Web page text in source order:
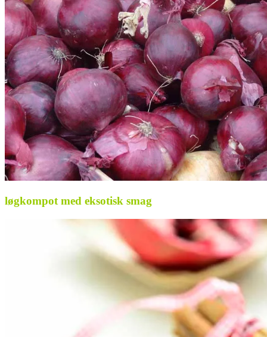
løgkompot med eksotisk smag